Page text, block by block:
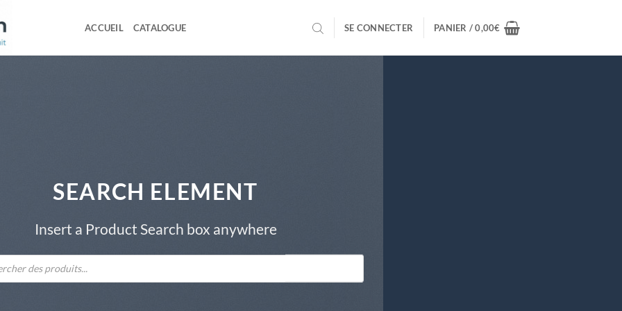
ACCUEIL CATALOGUE SE CONNECTER PANIER /0,00€
SEARCH ELEMENT
Insert a Product Search box anywhere